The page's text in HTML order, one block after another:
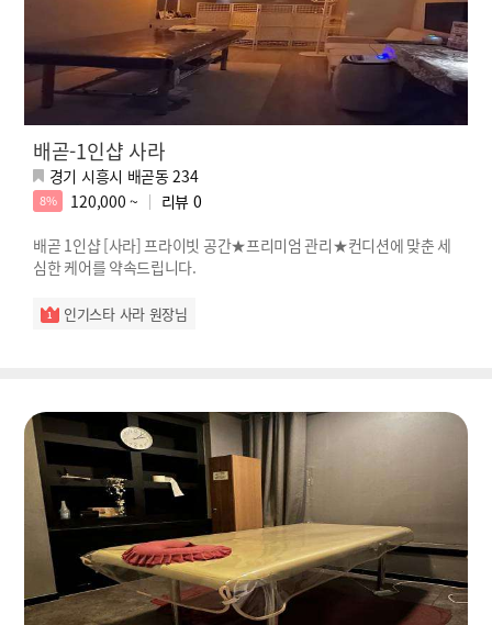
배곧-1인샵 사라
경기 시흥시 배곧동 234
8% 120,000 ~ 리뷰 0
배곧 1인샵 [사라] 프라이빗 공간★프리미엄 관리★컨디션에 맞춘 세
심한 케어를 약속드립니다.
인기스타 사라 원장님